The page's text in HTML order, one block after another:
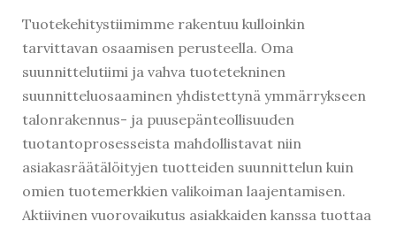
Tuotekehitystiimimme rakentuu kulloinkin
tarvittavan osaamisen perusteella. Oma
suunnittelutiimi ja vahva tuotetekninen
suunnitteluosaaminen yhdistettynä ymmärrykseen
talonrakennus- ja puusepänteollisuuden
tuotantoprosesseista mahdollistavat niin
asiakasräätälöityjen tuotteiden suunnittelun kuin
omien tuotemerkkien valikoiman laajentamisen.
Aktiivinen vuorovaikutus asiakkaiden kanssa tuottaa